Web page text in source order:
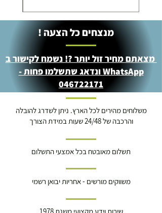
מנצחים כל הצעה !
מצאתם מחיר זול יותר ?! נשמח לקישור ב
WhatsApp ונדאג שתשלמו פחות -
046722171
משלוחים מהירים לכל הארץ. ניתן לשדרג להובלה
והרכבה של 24/48 שעות במידת הצורך
תשלום מאובטח בכל אמצעי התשלום
משווקים מורשים - אחריות יבואן רשמי